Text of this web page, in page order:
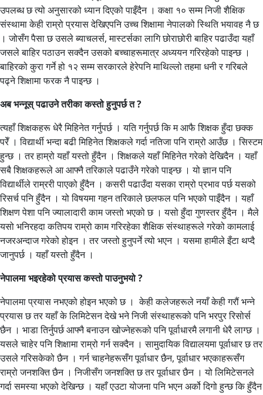
उपलब्ध छ त्यो अनुसारको ध्यान दिएको पाइँदैन । कक्षा १० सम्म निजी शैक्षिक
संस्थामा केही राम्रो प्रयास देखिएपनि उच्च शिक्षामा नेपालको स्थिति भयावह नै छ
। जोसँग पैसा छ उसले ब्याचलर्स, मास्टर्सका लागि छोराछोरी बाहिर पढाउँदा यहाँ
जसले बाहिर पठाउन सक्दैन उसको बच्चाहरूमात्र अध्ययन गरिरहेको पाइन्छ ।
बाहिरको कुरा गर्ने हो १२ सम्म सरकारले हेरेपनि माथिल्लो तहमा धनी र गरिबले
पढ्ने शिक्षामा फरक नै पाइन्छ ।
अब भन्नूस् पढाउने तरीका कस्तो हुनुपर्छ त ?
त्यहाँ शिक्षकहरू धेरै मिहिनेत गर्नुपर्छ । यति गर्नुपर्छ कि म आफै शिक्षक हुँदा छक्क
परेँ । विद्यार्थी भन्दा बढी मिहिनेत शिक्षकले गर्दा नतिजा पनि राम्रो आउँछ । सिस्टम
हुन्छ । तर हाम्रो यहाँ यस्तो हुँदैन । शिक्षकले यहाँ मिहिनेत गरेको देखिदैन । यहाँ
सबै शिक्षकहरूले आ आफ्नै तरिकाले पढाउँने गरेको पाइन्छ । यो ज्ञान पनि
विद्यार्थीले राम्ररी पाएको हुँदैन । कसरी पढाउँदा यसका राम्रो प्रभाव पर्छ यसको
रिसर्च पनि हुँदैन । यो विषयमा गहन तरिकाले छलफल पनि भएको पाइँदैन । यहाँ
शिक्षण पेशा पनि ज्यालादारी काम जस्तो भएको छ । यसो हुँदा गुणस्तर हुँदैन । मैले
यसो भनिरहदा कतिपय राम्रो काम गरिरहेका शैक्षिक संस्थाहरूले गरेको कामलाई
नजरअन्दाज गरेको होइन । तर जस्तो हुनुपर्ने त्यो भएन । यसमा हामीले इँटा थप्दै
जानुपर्छ । यहाँ यस्तो हुँदैन ।
नेपालमा भइरहेको प्रयास कस्तो पाउनुभयो ?
नेपालमा प्रयास नभएको होइन भएको छ । केही कलेजहरूले नयाँ केही गरौं भन्ने
प्रयास छ तर यहाँ के लिमिटेसन देखे भने निजी संस्थाहरूको पनि भरपुर रिसोर्स
छैन । भाडा तिर्नुपर्छ आफ्नै बनाउन खोज्नेहरूको पनि पूर्वाधारमै लगानी धेरै लाग्छ ।
यसले चाहेर पनि शिक्षामा राम्रो गर्न सक्दैन । सामुदायिक विद्यालयमा पूर्वाधार छ तर
उसले गरिसकेको छैन । गर्न चाहनेहरूसँग पूर्वाधार छैन, पूर्वाधार भएकाहरूसँग
राम्रो जनशक्ति छैन । निजीसँग जनशक्ति छ तर पूर्वाधार छैन । यो लिमिटेसनले
गर्दा समस्या भएको देखिन्छ । यहाँ एउटा योजना पनि भएन अर्को दिगो हुन्छ कि हुँदैन